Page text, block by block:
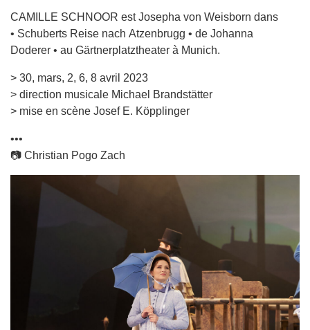
CAMILLE SCHNOOR est Josepha von Weisborn dans
• Schuberts Reise nach Atzenbrugg • de Johanna
Doderer • au Gärtnerplatztheater à Munich.
> 30, mars, 2, 6, 8 avril 2023
> direction musicale Michael Brandstätter
> mise en scène Josef E. Köpplinger
•••
📷 Christian Pogo Zach